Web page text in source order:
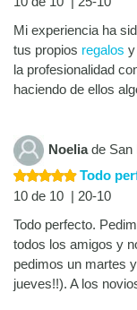
Mi experiencia ha
tus propios regalos y
la profesionalidad
haciendo de ellos
Noeliade San
Todo
10 de 10 | 20-10
Todo perfecto.
todos los amigos y
pedimos un martes
jueves!!). A los